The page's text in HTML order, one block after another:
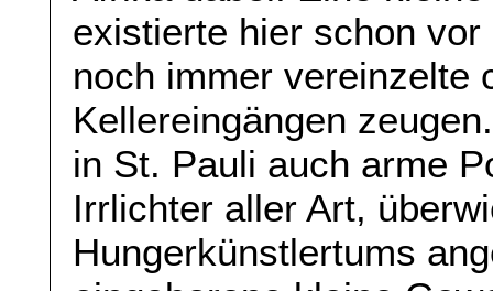
existierte hier schon
noch immer vereinzelte
Kellereingängen
in St. Pauli auch arme
Irrlichter aller Art,
Hungerkünstlertums